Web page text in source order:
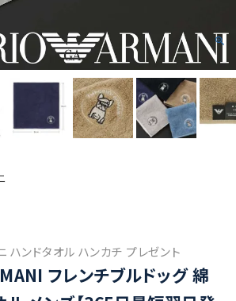
ハンドタオル ハンカチ プレゼント
フレンチブルドッグ 綿